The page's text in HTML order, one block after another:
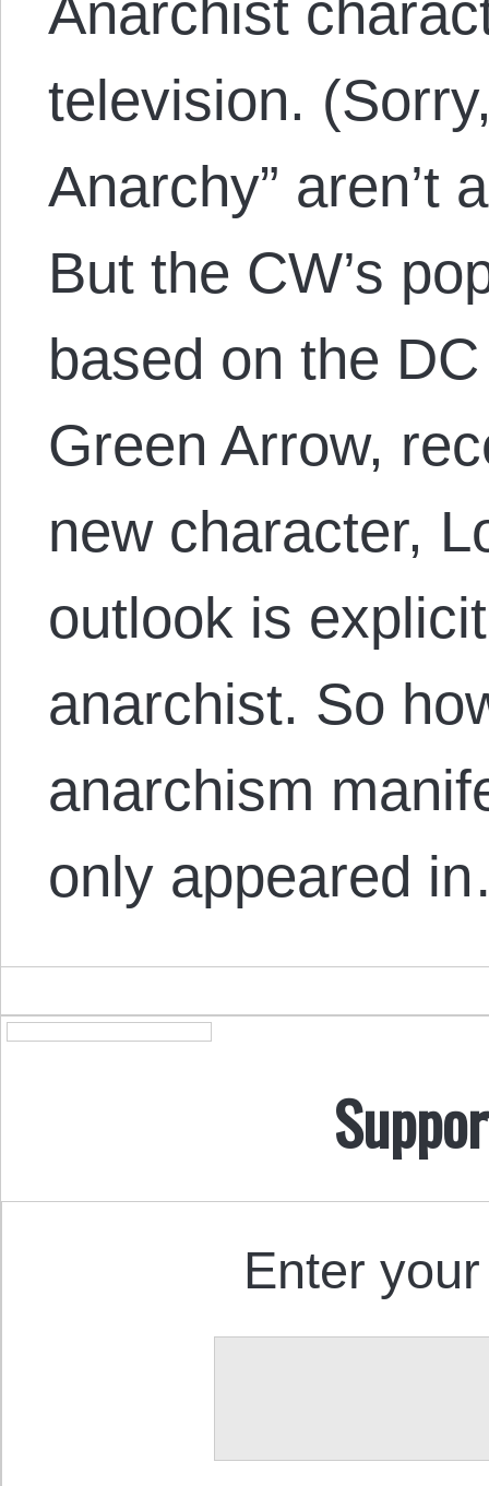
Anarchist
television.
Anarchy” aren’t
But the CW’s
based on the
Green Arrow,
new character,
outlook is
anarchist. So
anarchism
only appeared
Enter